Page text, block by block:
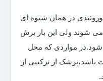
در همان شیوه ای
شوند ولی این بار برش
مواردی که محل
از ترکیبی از